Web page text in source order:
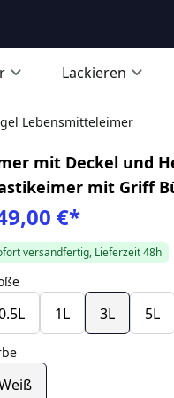
Lackieren
Lebensmitteleimer
mit Deckel und
mit Griff
€*
versandfertig, Lieferzeit 48h
1L 3L 5L